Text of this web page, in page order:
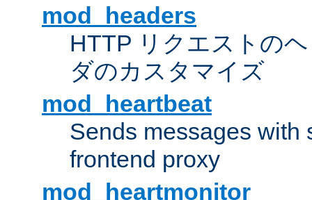
mod_headers
HTTP リクエストの
ダのカスタマイズ
mod_heartbeat
Sends messages with
frontend proxy
mod_heartmonitor